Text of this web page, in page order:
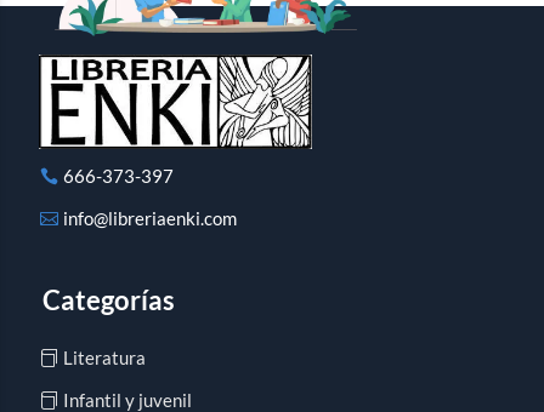
666-373-397
info@libreriaenki.com
Categorías
Literatura
Infantil y juvenil